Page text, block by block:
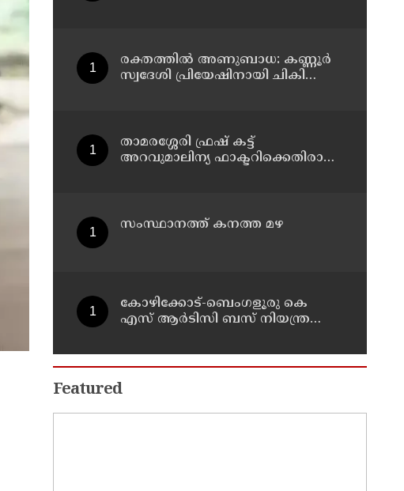
രക്തത്തിൽ അണുബാധ: കണ്ണൂർ
സ്വദേശി പ്രിയേഷിനായി ചികിത്സാ
താമരശ്ശേരി ഫ്രഷ് കട്ട്
അറവുമാലിന്യ ഫാക്ടറിക്കെതിരായ
സംസ്ഥാനത്ത് കനത്ത മഴ
കോഴിക്കോട്-ബെംഗളൂരു കെ
എസ് ആര്‍ടിസി ബസ് നിയന്ത്രണം
ഡ്രൈവര്‍ക്കും കണ്ടക്ടര്‍ക്കും
ദാരുണാന്ത്യം
Featured